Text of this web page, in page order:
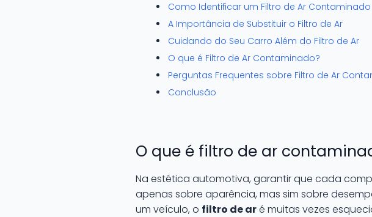
Como Identificar um Filtro de Ar Contaminado
A Importância de Substituir o Filtro de Ar
Cuidando do Seu Carro Além do Filtro de Ar
O que é Filtro de Ar Contaminado?
Perguntas Frequentes sobre Filtro de Ar
Conclusão
O que é filtro de ar
Na estética automotiva, garantir que cada
apenas sobre aparência, mas sim sobre
um veículo, o filtro de aré muitas vezes